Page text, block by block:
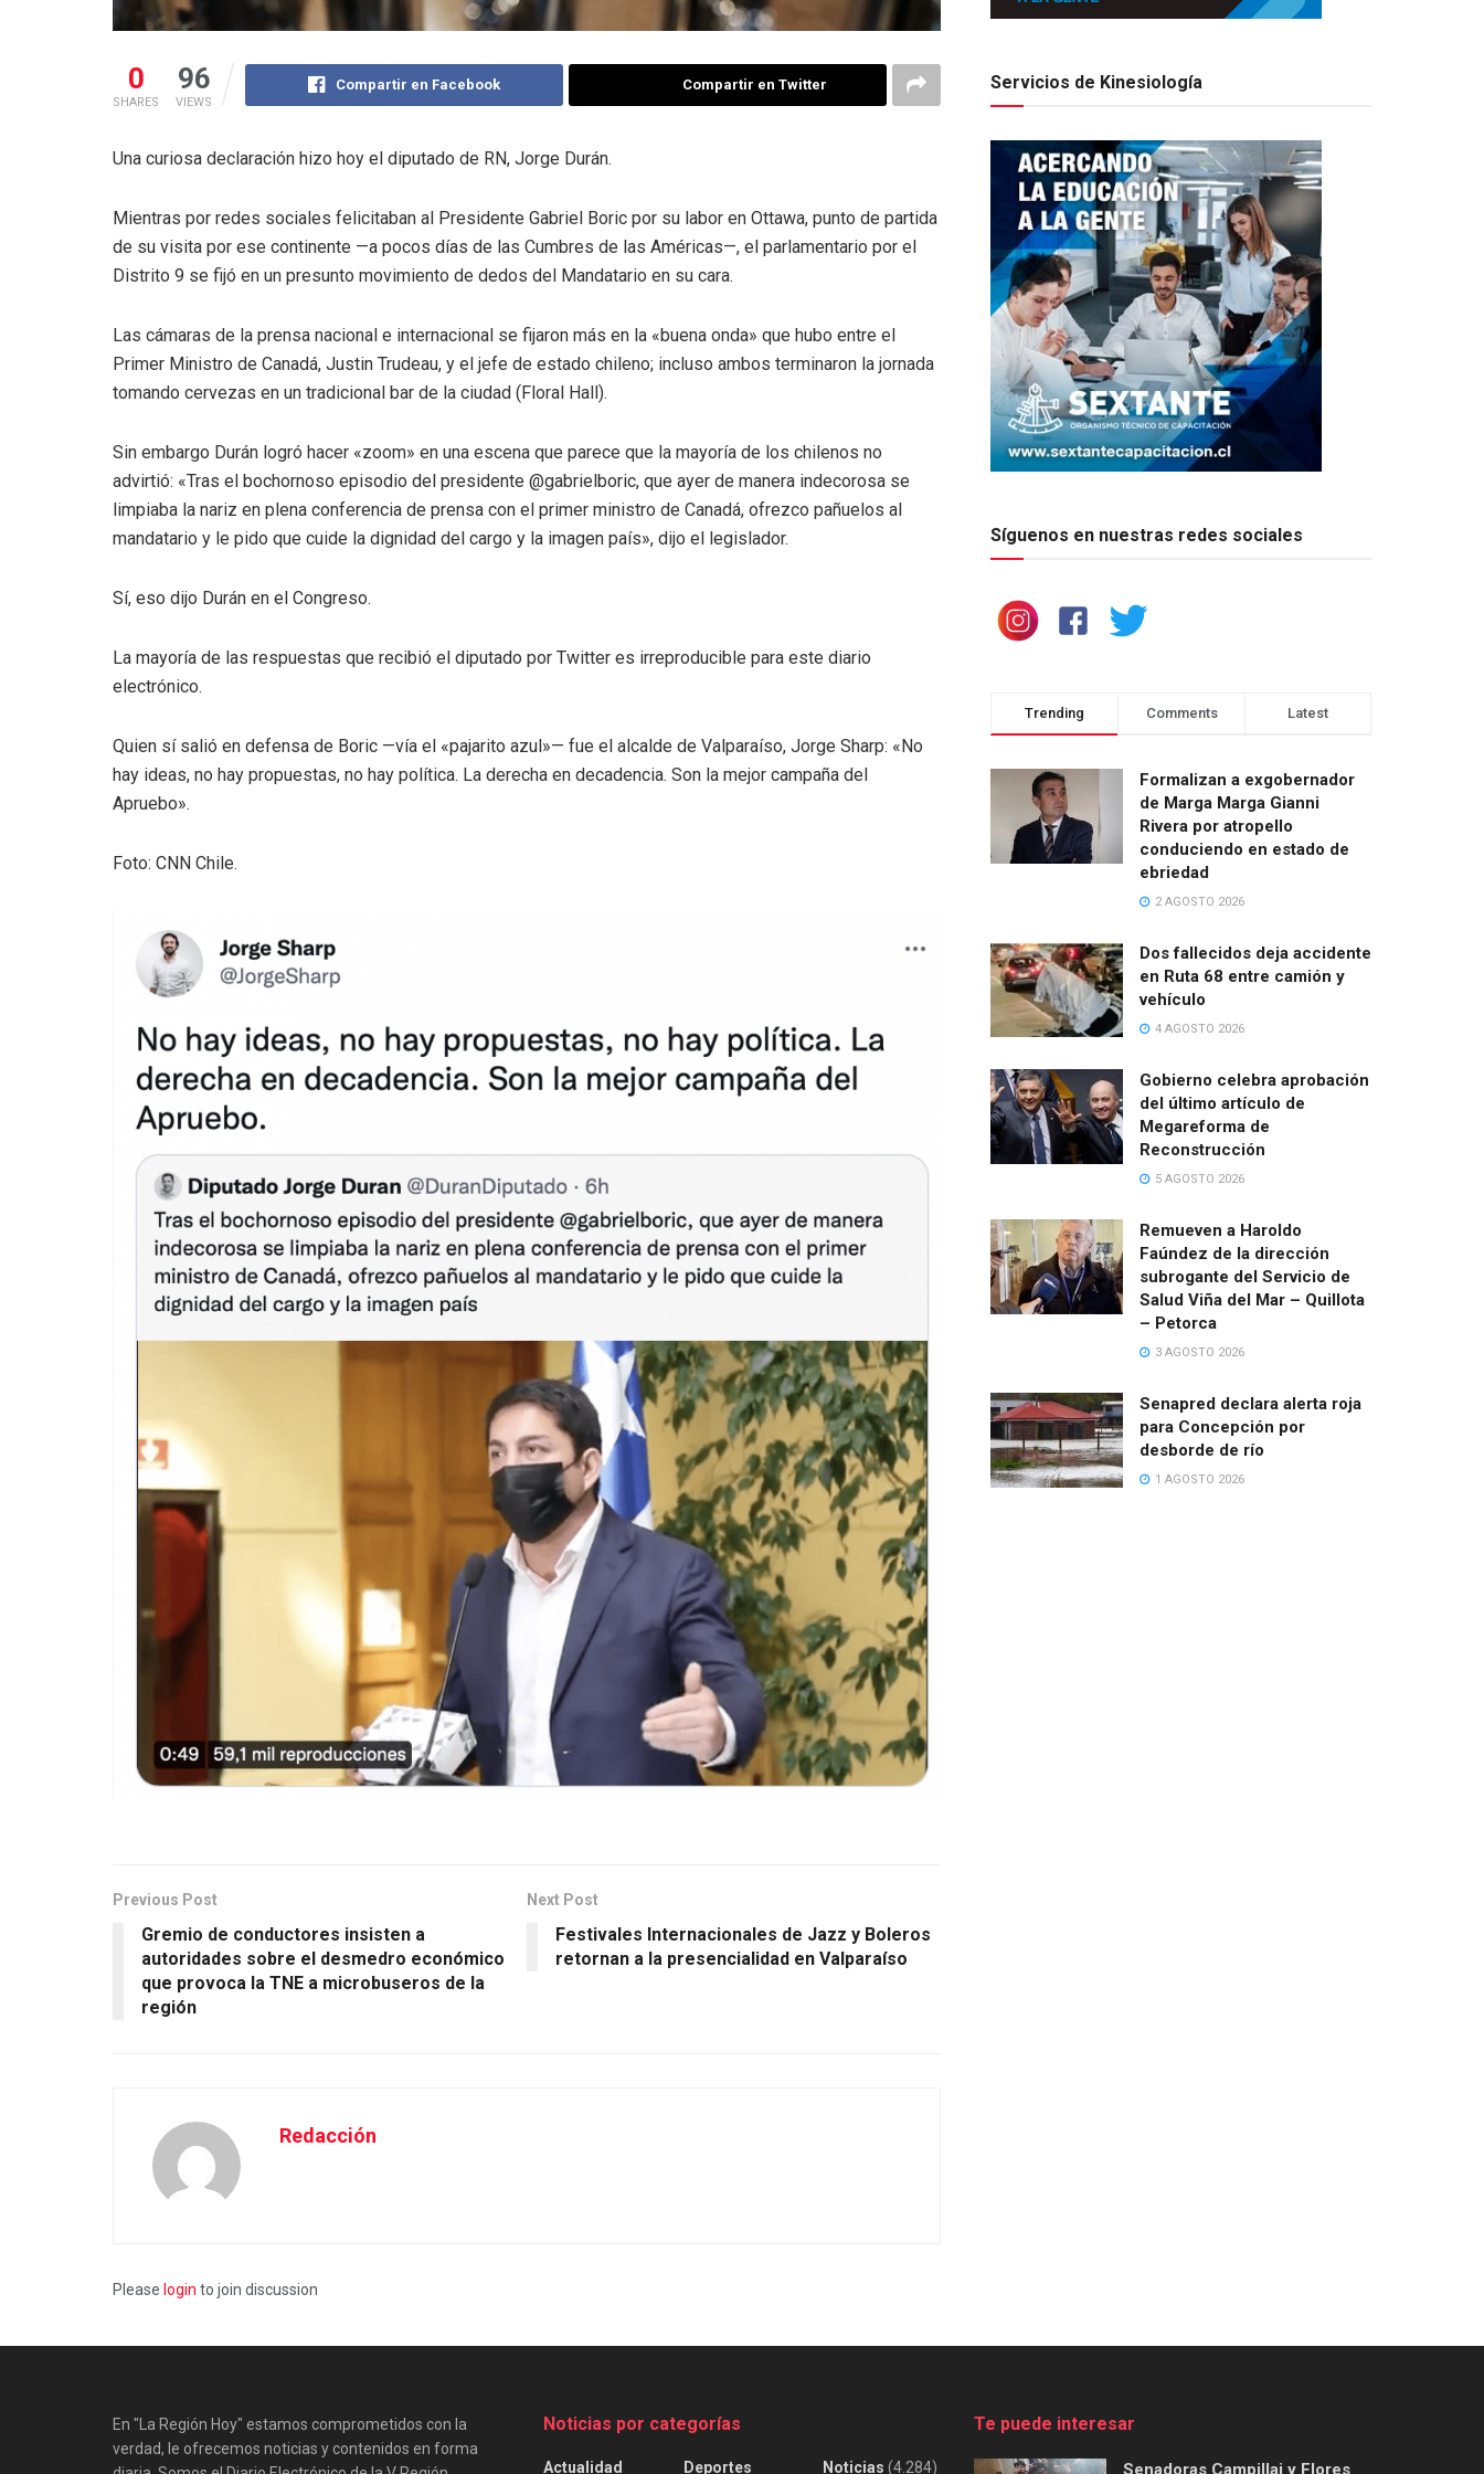
0
SHARES
96
VIEWS
Compartir en Facebook Compartir en Twitter
Una curiosa declaración hizo hoy el diputado de RN, Jorge Durán.
Mientras por redes sociales felicitaban al Presidente Gabriel Boric por su labor en Ottawa, punto de partida
de su visita por ese continente —a pocos días de las Cumbres de las Américas—, el parlamentario por el
Distrito 9 se fijó en un presunto movimiento de dedos del Mandatario en su cara.
Las cámaras de la prensa nacional e internacional se fijaron más en la «buena onda» que hubo entre el
Primer Ministro de Canadá, Justin Trudeau, y el jefe de estado chileno; incluso ambos terminaron la jornada
tomando cervezas en un tradicional bar de la ciudad (Floral Hall).
Sin embargo Durán logró hacer «zoom» en una escena que parece que la mayoría de los chilenos no
advirtió: «Tras el bochornoso episodio del presidente @gabrielboric, que ayer de manera indecorosa se
limpiaba la nariz en plena conferencia de prensa con el primer ministro de Canadá, ofrezco pañuelos al
mandatario y le pido que cuide la dignidad del cargo y la imagen país», dijo el legislador.
Sí, eso dijo Durán en el Congreso.
La mayoría de las respuestas que recibió el diputado por Twitter es irreproducible para este diario
electrónico.
Quien sí salió en defensa de Boric —vía el «pajarito azul»— fue el alcalde de Valparaíso, Jorge Sharp: «No
hay ideas, no hay propuestas, no hay política. La derecha en decadencia. Son la mejor campaña del
Apruebo».
Foto: CNN Chile.
Previous Post
Gremio de conductores insisten a
autoridades sobre el desmedro económico
que provoca la TNE a microbuseros de la
región
Next Post
Festivales Internacionales de Jazz y Boleros
retornan a la presencialidad en Valparaíso
Redacción
Please login to join discussion
Servicios de Kinesiología
Síguenos en nuestras redes sociales
Trending Comments Latest
Formalizan a exgobernador
de Marga Marga Gianni
Rivera por atropello
conduciendo en estado de
ebriedad
2 AGOSTO 2026
Dos fallecidos deja accidente
en Ruta 68 entre camión y
vehículo
4 AGOSTO 2026
Gobierno celebra aprobación
del último artículo de
Megareforma de
Reconstrucción
5 AGOSTO 2026
Remueven a Haroldo
Faúndez de la dirección
subrogante del Servicio de
Salud Viña del Mar – Quillota
– Petorca
3 AGOSTO 2026
Senapred declara alerta roja
para Concepción por
desborde de río
1 AGOSTO 2026
En "La Región Hoy" estamos comprometidos con la
verdad, le ofrecemos noticias y contenidos en forma
Noticias por categorías
Actualidad Deportes Noticias (4.284)
Te puede interesar
Senadoras Campillai y Flores